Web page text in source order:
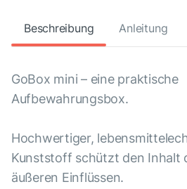
Beschreibung Anleitung
GoBox mini – eine praktische
Aufbewahrungsbox.
Hochwertiger,
Kunststoff schützt den Inhalt
äußeren Einflüssen.